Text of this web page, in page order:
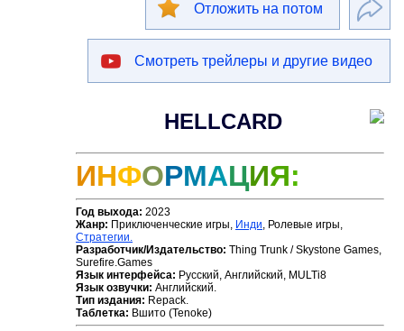
Отложить на потом
Смотреть трейлеры и другие видео
HELLCARD
ИНФОРМАЦИЯ:
Год выхода: 2023
Жанр: Приключенческие игры, Инди, Ролевые игры,
Стратегии.
Разработчик/Издательство: Thing Trunk / Skystone Games,
Surefire.Games
Язык интерфейса: Русский, Английский, MULTi8
Язык озвучки: Английский.
Тип издания: Repack.
Таблетка: Вшито (Tenoke)